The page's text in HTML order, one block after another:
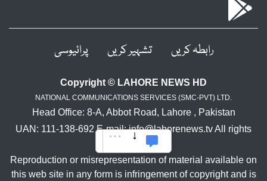
رابطہ کریں تشہیر کریں پرائیوسی
Copyright © LAHORE NEWS HD
NATIONAL COMMUNICATIONS SERVICES (SMC-PVT) LTD.
Head Office: 8-A, Abbot Road, Lahore , Pakistan
UAN: 111-138-692 E-mail: info@lahorenews.tv All rights
reserved.
Reproduction or misrepresentation of material available on
this web site in any form is infringement of copyright and is